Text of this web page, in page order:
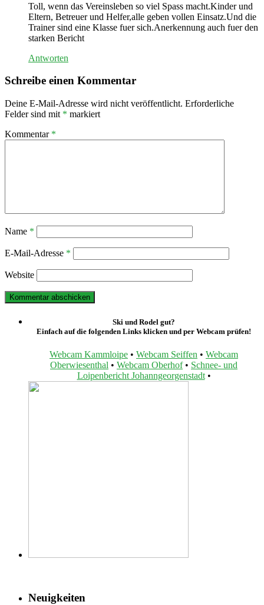
Toll, wenn das Vereinsleben so viel Spass macht.Kinder und
Eltern, Betreuer und Helfer,alle geben vollen Einsatz.Und die
Trainer sind eine Klasse fuer sich.Anerkennung auch fuer den
starken Bericht
Antworten
Schreibe einen Kommentar
Deine E-Mail-Adresse wird nicht veröffentlicht. Erforderliche
Felder sind mit * markiert
Kommentar *
Name *
E-Mail-Adresse *
Website
Ski und Rodel gut?
Einfach auf die folgenden Links klicken und per Webcam prüfen!
Webcam Kammloipe • Webcam Seiffen • Webcam
Oberwiesenthal • Webcam Oberhof• Schnee- und
Loipenbericht Johanngeorgenstadt•
Neuigkeiten